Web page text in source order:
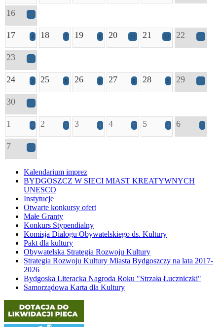
16 16
17 4 18 7 19 6 20 11 21 12 22 22
23 17
24 3 25 8 26 9 27 9 28 5 29 15
30 12
1 4 2 3 3 4 4 5 5 4 6 7
7 12
Kalendarium imprez
BYDGOSZCZ W SIECI MIAST KREATYWNYCH
UNESCO
Instytucje
Otwarte konkursy ofert
Małe Granty
Konkurs Stypendialny
Komisja Dialogu Obywatelskiego ds. Kultury
Pakt dla kultury
Obywatelska Strategia Rozwoju Kultury
Strategia Rozwoju Kultury Miasta Bydgoszczy na lata 2017-
2026
Bydgoska Literacka Nagroda Roku "Strzała Łuczniczki"
Samorządowa Karta dla Kultury